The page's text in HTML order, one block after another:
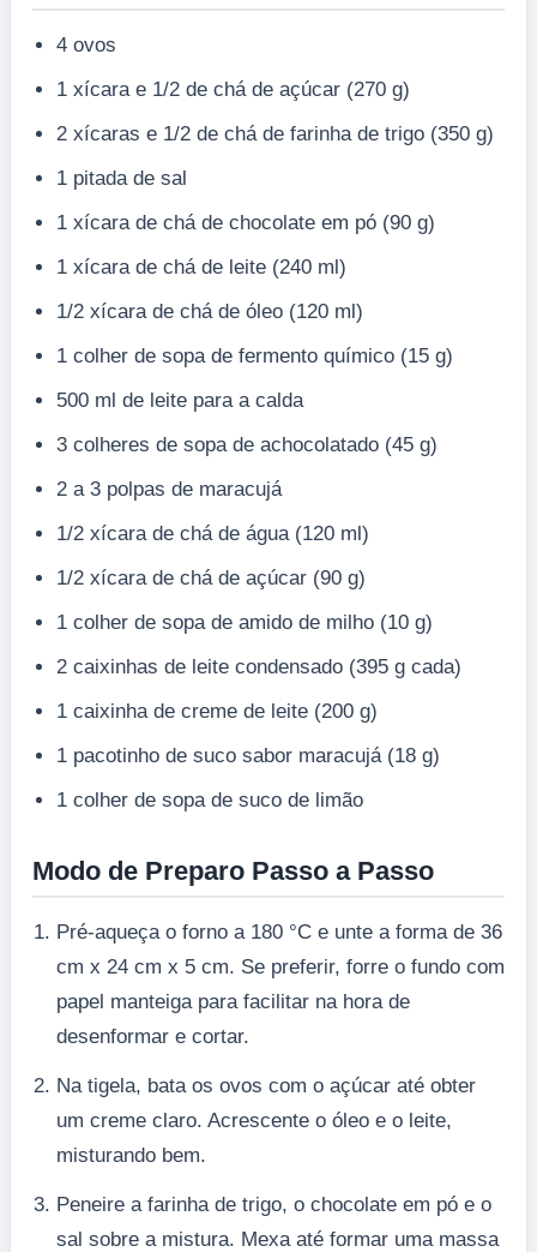
4 ovos
1 xícara e 1/2 de chá de açúcar (270 g)
2 xícaras e 1/2 de chá de farinha de trigo (350 g)
1 pitada de sal
1 xícara de chá de chocolate em pó (90 g)
1 xícara de chá de leite (240 ml)
1/2 xícara de chá de óleo (120 ml)
1 colher de sopa de fermento químico (15 g)
500 ml de leite para a calda
3 colheres de sopa de achocolatado (45 g)
2 a 3 polpas de maracujá
1/2 xícara de chá de água (120 ml)
1/2 xícara de chá de açúcar (90 g)
1 colher de sopa de amido de milho (10 g)
2 caixinhas de leite condensado (395 g cada)
1 caixinha de creme de leite (200 g)
1 pacotinho de suco sabor maracujá (18 g)
1 colher de sopa de suco de limão
Modo de Preparo Passo a Passo
Pré-aqueça o forno a 180 °C e unte a forma de 36
cm x 24 cm x 5 cm. Se preferir, forre o fundo com
papel manteiga para facilitar na hora de
desenformar e cortar.
Na tigela, bata os ovos com o açúcar até obter
um creme claro. Acrescente o óleo e o leite,
misturando bem.
Peneire a farinha de trigo, o chocolate em pó e o
sal sobre a mistura. Mexa até formar uma massa